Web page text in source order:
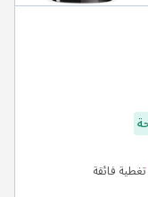
تغطية فائقة